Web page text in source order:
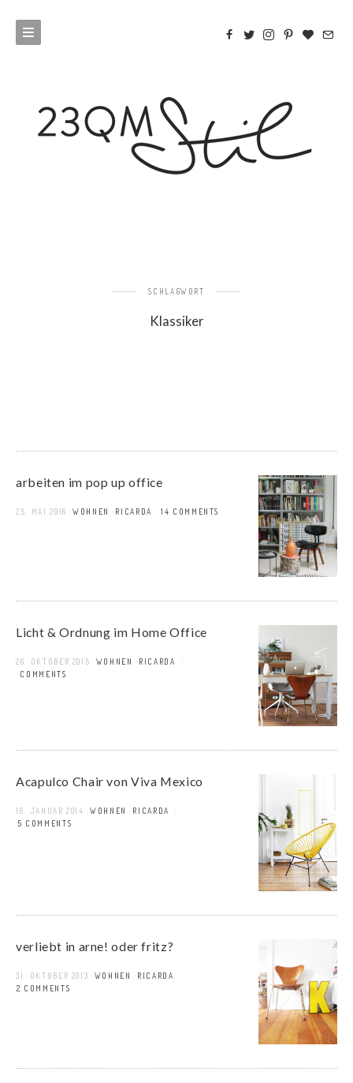
SCHLAGWORT
Klassiker
arbeiten im pop up office
25. MAI 2016 WOHNEN RICARDA 14 COMMENTS
Licht & Ordnung im Home Office
26. OKTOBER 2015 WOHNEN
RICARDA
7 COMMENTS
Acapulco Chair von Viva Mexico
16. JANUAR 2014 WOHNEN
RICARDA
65 COMMENTS
verliebt in arne! oder fritz?
31. OKTOBER 2013 WOHNEN
RICARDA
12 COMMENTS